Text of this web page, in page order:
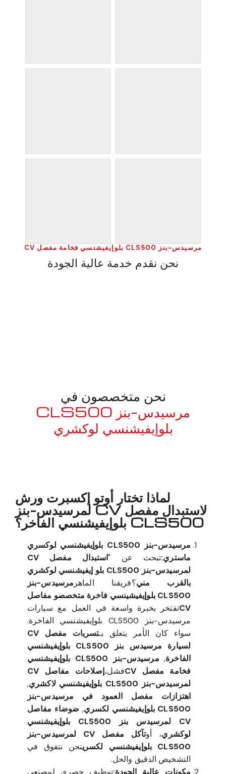
مرسيدس-بنز CLS500 بلوإيفيشنسي فخامة مفصل CV
نحن نقدم خدمة عالية الجودة
نحن متخصصون في
مرسيدس-بنز CLS500
بلوإيفيشنسي لوكشري
لماذا تختار أوتو إكسبرت ورش
لاستبدال مفصل CV لمرسيدس-بنز
CLS500 بلوإيفيشنسي الفاخر؟
مرسيدس-بنز CLS500 بلوإيفيشنسي لوكسري
ماستري:تبحث عن "
استبدال مفصل CV
لمرسيدس-بنز CLS500 بلو إيفيشنسي لوكشري
بالقرب مني؟فريقنا الماهر مرسيدس-بنز
CLS500 بلوإيفيشينسي فاخرة متخصصو مفاصل
CVتفتخر بخبرة واسعة في العمل مع سيارات
مرسيدس-بنز CLS500 بلوإيفيشنسي الفاخرة.
سواء كان الأمر يتعلق بـ
تسربات مفصل CV
لسيارة مرسيدس بنز CLS500 بلوإيفيشنسي
الفاخرة,
مرسيدس-بنز CLS500 بلوإيفيشنسي
فخامة مفصل CV
فشل،
إصلاحات مفاصل CV
لمرسيدس-بنز CLS500 بلوإيفيشنسي لاكشري
,
اهتزازات مفصل العمود في مرسيدس-بنز
CLS500 بلوإيفيشنسي لكسري
, ضوضاء مفاصل
CV لمرسيدس بنز CLS500 بلوإيفيشنسي
لوكشري، أو
تآكل مفصل CV لمرسيدس-بنز
CLS500 بلوإيفيشنسي لكسري
نحن نتفوق في
التشخيص الدقيق والحل.
مكونات عالية الجودة:توظيف حصري لمصنعي